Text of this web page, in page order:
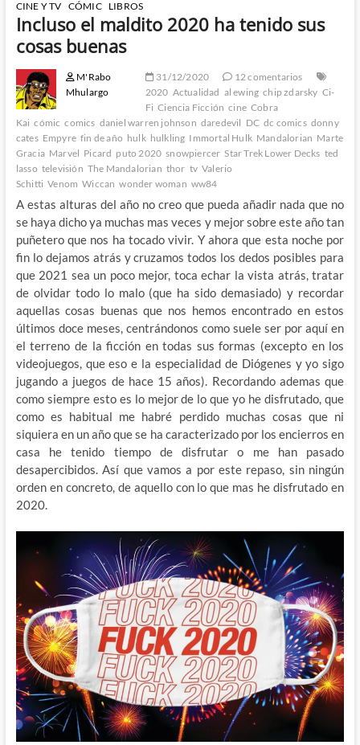
CINE Y TV CÓMIC LIBROS
Incluso el maldito 2020 ha tenido sus
cosas buenas
M'Rabo
Mhulargo
31/12/2020
12 comentarios
2020 Actualidad al ewing chip zdarsky Ci-
Fi Ciencia Ficción cine Cobra
Kai cómic comics daniel warren johnson daredevil DC dc comics donny
cates Empyre fin de año hulk hulkling Immortal Hulk Mandalorian Marte
Gracia Marvel Picard puto 2020 snowpiercer Star Trek Lower Decks ted
lasso televisión The Mandalorian thor tv Valerio
Schitti Venom Wiccan wonder woman ww84
A estas alturas del año no creo que pueda añadir nada que no
se haya dicho ya muchas mas veces y mejor sobre este año tan
puñetero que nos ha tocado vivir. Y ahora que esta noche por
fin lo dejamos atrás y cruzamos todos los dedos posibles para
que 2021 sea un poco mejor, toca echar la vista atrás, tratar
de olvidar todo lo malo (que ha sido demasiado) y recordar
aquellas cosas buenas que nos hemos encontrado en estos
últimos doce meses, centrándonos como suele ser por aquí en
el terreno de la ficción en todas sus formas (excepto en los
videojuegos, que eso e la especialidad de Diógenes y yo sigo
jugando a juegos de hace 15 años). Recordando ademas que
como siempre esto es lo mejor de lo que yo he disfrutado, que
como es habitual me habré perdido muchas cosas que ni
siquiera en un año que se ha caracterizado por los encierros en
casa he tenido tiempo de disfrutar o me han pasado
desapercibidos. Así que vamos a por este repaso, sin ningún
orden en concreto, de aquello con lo que mas he disfrutado en
2020.